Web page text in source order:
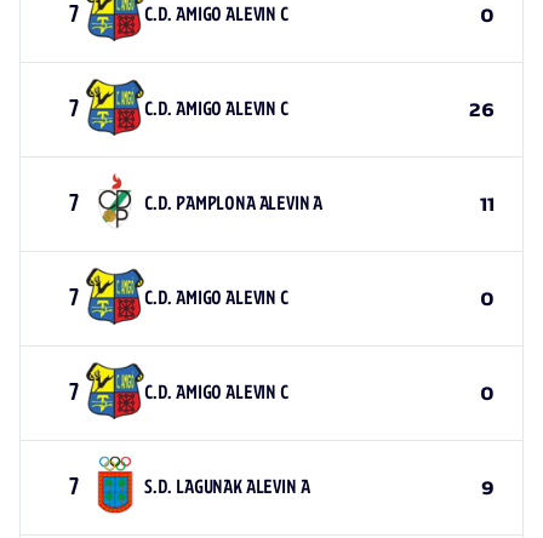
7 C.D. AMIGO ALEVIN C 0
7 C.D. AMIGO ALEVIN C 26
7 C.D. PAMPLONA ALEVIN A 11
7 C.D. AMIGO ALEVIN C 0
7 C.D. AMIGO ALEVIN C 0
7 S.D. LAGUNAK ALEVIN A 9